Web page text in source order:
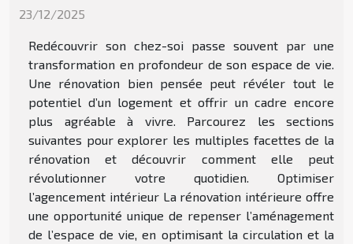
23/12/2025
Redécouvrir son chez-soi passe souvent par une
transformation en profondeur de son espace de vie.
Une rénovation bien pensée peut révéler tout le
potentiel d’un logement et offrir un cadre encore
plus agréable à vivre. Parcourez les sections
suivantes pour explorer les multiples facettes de la
rénovation et découvrir comment elle peut
révolutionner votre quotidien. Optimiser
l’agencement intérieur La rénovation intérieure offre
une opportunité unique de repenser l’aménagement
de l’espace de vie, en optimisant la circulation et la